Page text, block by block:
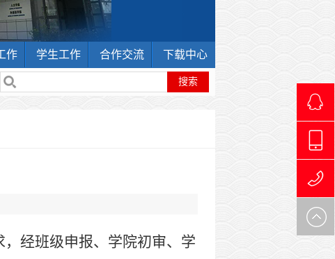
作 学生工作 合作交流 下载中心
经班级申报、学院初审、学
0971-